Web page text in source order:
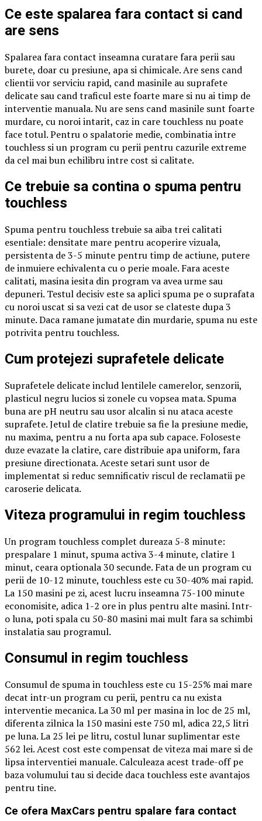
Ce este spalarea fara contact si cand
are sens
Spalarea fara contact inseamna curatare fara perii sau
burete, doar cu presiune, apa si chimicale. Are sens cand
clientii vor serviciu rapid, cand masinile au suprafete
delicate sau cand traficul este foarte mare si nu ai timp de
interventie manuala. Nu are sens cand masinile sunt foarte
murdare, cu noroi intarit, caz in care touchless nu poate
face totul. Pentru o spalatorie medie, combinatia intre
touchless si un program cu perii pentru cazurile extreme
da cel mai bun echilibru intre cost si calitate.
Ce trebuie sa contina o spuma pentru
touchless
Spuma pentru touchless trebuie sa aiba trei calitati
esentiale: densitate mare pentru acoperire vizuala,
persistenta de 3-5 minute pentru timp de actiune, putere
de inmuiere echivalenta cu o perie moale. Fara aceste
calitati, masina iesita din program va avea urme sau
depuneri. Testul decisiv este sa aplici spuma pe o suprafata
cu noroi uscat si sa vezi cat de usor se clateste dupa 3
minute. Daca ramane jumatate din murdarie, spuma nu este
potrivita pentru touchless.
Cum protejezi suprafetele delicate
Suprafetele delicate includ lentilele camerelor, senzorii,
plasticul negru lucios si zonele cu vopsea mata. Spuma
buna are pH neutru sau usor alcalin si nu ataca aceste
suprafete. Jetul de clatire trebuie sa fie la presiune medie,
nu maxima, pentru a nu forta apa sub capace. Foloseste
duze evazate la clatire, care distribuie apa uniform, fara
presiune directionata. Aceste setari sunt usor de
implementat si reduc semnificativ riscul de reclamatii pe
caroserie delicata.
Viteza programului in regim touchless
Un program touchless complet dureaza 5-8 minute:
prespalare 1 minut, spuma activa 3-4 minute, clatire 1
minut, ceara optionala 30 secunde. Fata de un program cu
perii de 10-12 minute, touchless este cu 30-40% mai rapid.
La 150 masini pe zi, acest lucru inseamna 75-100 minute
economisite, adica 1-2 ore in plus pentru alte masini. Intr-
o luna, poti spala cu 50-80 masini mai mult fara sa schimbi
instalatia sau programul.
Consumul in regim touchless
Consumul de spuma in touchless este cu 15-25% mai mare
decat intr-un program cu perii, pentru ca nu exista
interventie mecanica. La 30 ml per masina in loc de 25 ml,
diferenta zilnica la 150 masini este 750 ml, adica 22,5 litri
pe luna. La 25 lei pe litru, costul lunar suplimentar este
562 lei. Acest cost este compensat de viteza mai mare si de
lipsa interventiei manuale. Calculeaza acest trade-off pe
baza volumului tau si decide daca touchless este avantajos
pentru tine.
Ce ofera MaxCars pentru spalare fara contact